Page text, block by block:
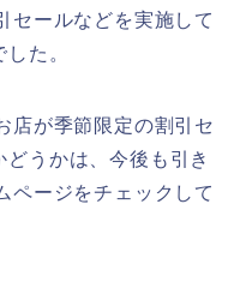
セールなどを実施して
た。
店が季節限定の割引セ
うかは、今後も引き
ページをチェックして